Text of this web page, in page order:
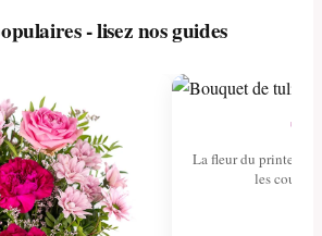
- lisez nos guides
La fleur du
les